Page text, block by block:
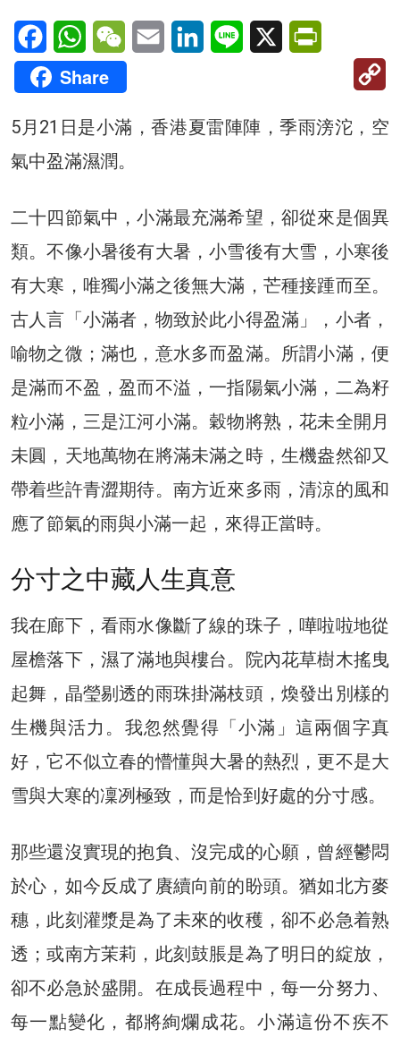
FacebookWhatsAppWeChatEmail LinkedInLine X
Share
5月21日是小滿，香港夏雷陣陣，季雨滂沱，空
氣中盈滿濕潤。
二十四節氣中，小滿最充滿希望，卻從來是個異
類。不像小暑後有大暑，小雪後有大雪，小寒後
有大寒，唯獨小滿之後無大滿，芒種接踵而至。
古人言「小滿者，物致於此小得盈滿」，小者，
喻物之微；滿也，意水多而盈滿。所謂小滿，便
是滿而不盈，盈而不溢，一指陽氣小滿，二為籽
粒小滿，三是江河小滿。穀物將熟，花未全開月
未圓，天地萬物在將滿未滿之時，生機盎然卻又
帶着些許青澀期待。南方近來多雨，清涼的風和
應了節氣的雨與小滿一起，來得正當時。
分寸之中藏人生真意
我在廊下，看雨水像斷了線的珠子，嘩啦啦地從
屋檐落下，濕了滿地與樓台。院內花草樹木搖曳
起舞，晶瑩剔透的雨珠掛滿枝頭，煥發出別樣的
生機與活力。我忽然覺得「小滿」這兩個字真
好，它不似立春的懵懂與大暑的熱烈，更不是大
雪與大寒的凜冽極致，而是恰到好處的分寸感。
那些還沒實現的抱負、沒完成的心願，曾經鬱悶
於心，如今反成了賡續向前的盼頭。猶如北方麥
穗，此刻灌漿是為了未來的收穫，卻不必急着熟
透；或南方茉莉，此刻鼓脹是為了明日的綻放，
卻不必急於盛開。在成長過程中，每一分努力、
每一點變化，都將絢爛成花。小滿這份不疾不